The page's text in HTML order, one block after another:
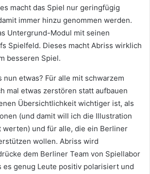
macht das Spiel nur geringfügig
immer hinzu genommen werden.
Untergrund-Modul mit seinen
Spielfeld. Dieses macht Abriss wirklich
besseren Spiel.
nun etwas? Für alle mit schwarzem
mal etwas zerstören statt aufbauen
Übersichtlichkeit wichtiger ist, als
(und damit will ich die Illustration
und für alle, die ein Berliner
wollen. Abriss wird
dem Berliner Team von Spiellabor
es genug Leute positiv polarisiert und